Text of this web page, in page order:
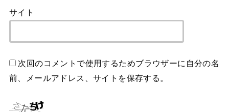
サイト
次回のコメントで使用するためブラウザーに自分の名
前、メールアドレス、サイトを保存する。